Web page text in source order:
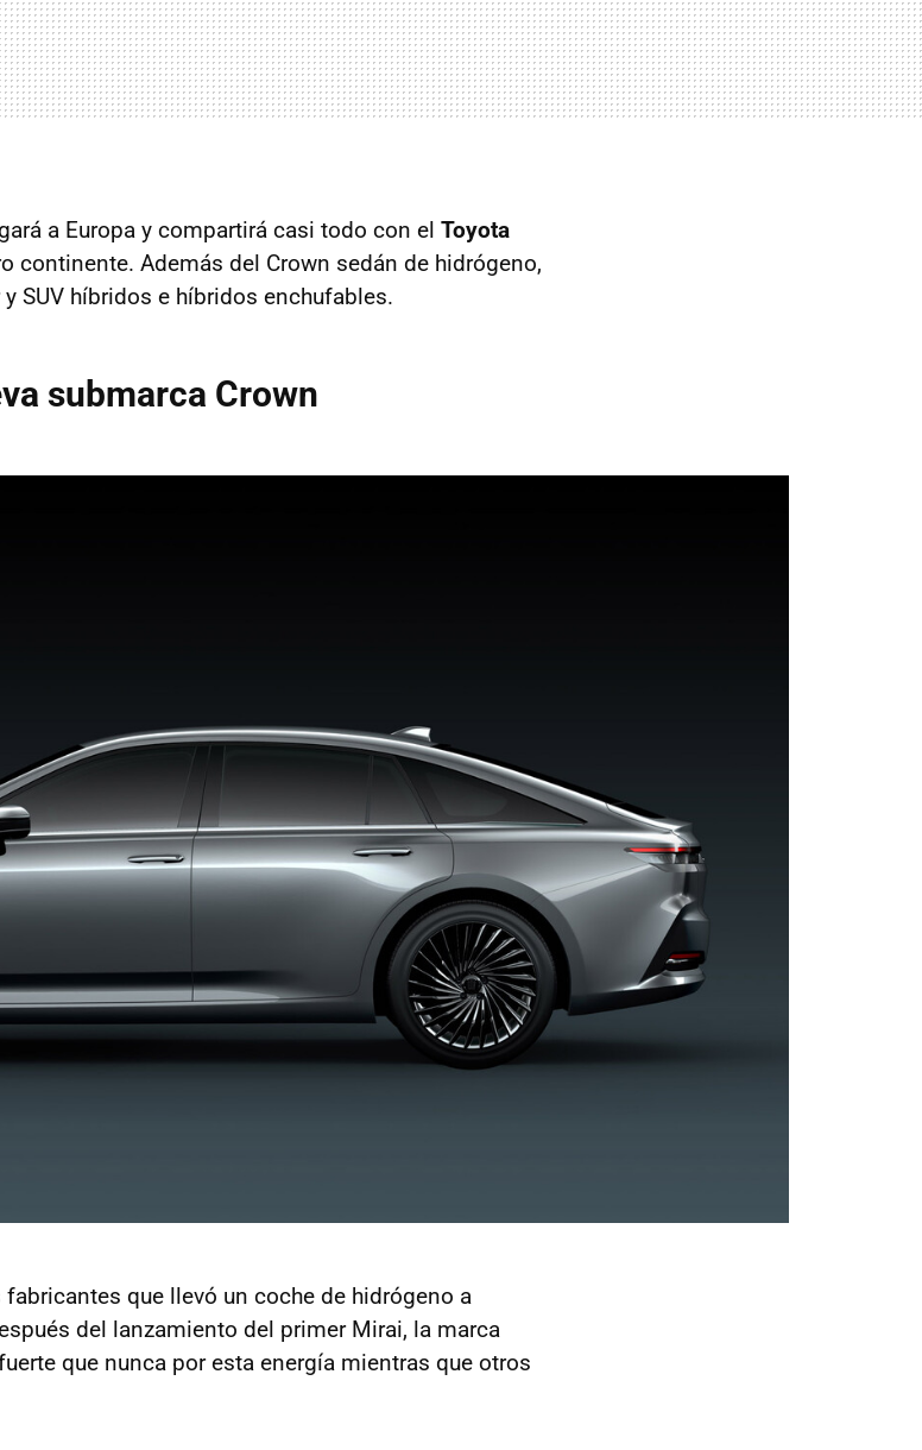
a Europa y compartirá casi todo con el Toyota
continente. Además del Crown sedán de hidrógeno,
SUV híbridos e híbridos enchufables.
submarca Crown
que llevó un coche de hidrógeno a
del lanzamiento del primer Mirai, la marca
que nunca por esta energía mientras que otros